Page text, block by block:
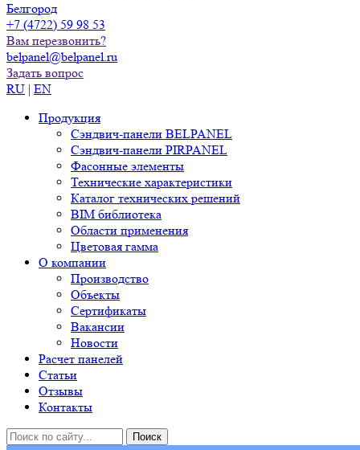
Белгород
+7 (4722) 59 98 53
Вам перезвонить?
belpanel@belpanel.ru
Задать вопрос
RU | EN
Продукция
Сэндвич-панели BELPANEL
Сэндвич-панели PIRPANEL
Фасонные элементы
Технические характеристики
Каталог технических решений
BIM библиотека
Области применения
Цветовая гамма
О компании
Производство
Объекты
Сертификаты
Вакансии
Новости
Расчет панелей
Статьи
Отзывы
Контакты